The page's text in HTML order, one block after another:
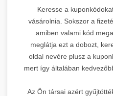
Keresse a
vásárolnia. Sokszor a
amiben valami kód
meglátja ezt a dobozt,
oldal nevére plusz a
mert így általában
Az Ön társai azért